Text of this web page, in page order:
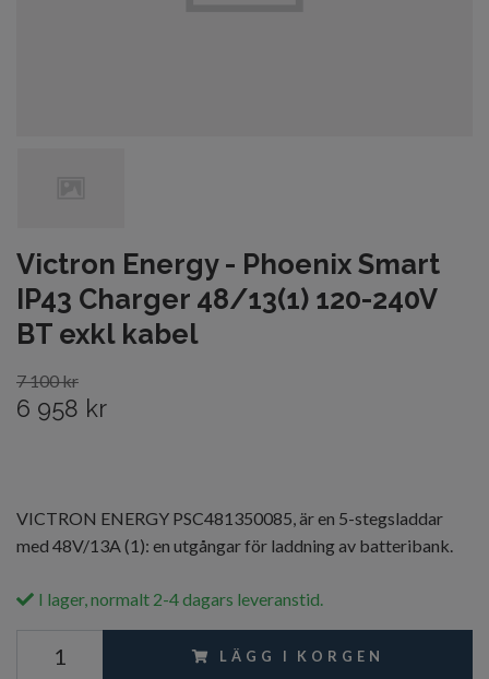
Victron Energy - Phoenix Smart
IP43 Charger 48/13(1) 120-240V
BT exkl kabel
7 100 kr
6 958 kr
VICTRON ENERGY PSC481350085, är en 5-stegsladdar
med 48V/13A (1): en utgångar för laddning av batteribank.
I lager, normalt 2-4 dagars leveranstid.
LÄGG I KORGEN